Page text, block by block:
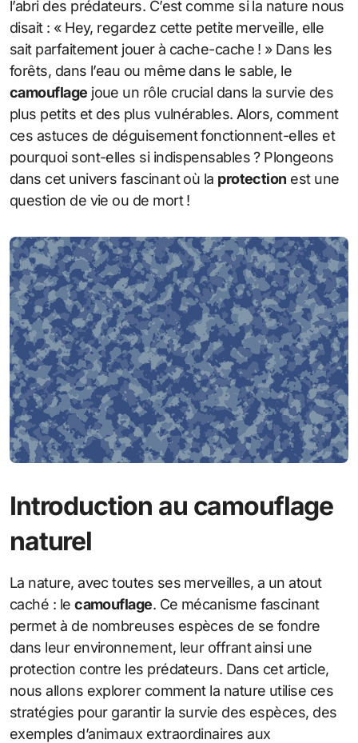
l’abri des prédateurs. C’est comme si la nature nous
disait : « Hey, regardez cette petite merveille, elle
sait parfaitement jouer à cache-cache ! » Dans les
forêts, dans l’eau ou même dans le sable, le
camouflage joue un rôle crucial dans la survie des
plus petits et des plus vulnérables. Alors, comment
ces astuces de déguisement fonctionnent-elles et
pourquoi sont-elles si indispensables ? Plongeons
dans cet univers fascinant où la protection est une
question de vie ou de mort !
Introduction au camouflage
naturel
La nature, avec toutes ses merveilles, a un atout
caché : lecamouflage. Ce mécanisme fascinant
permet à de nombreuses espèces de se fondre
dans leur environnement, leur offrant ainsi une
protection contre les prédateurs. Dans cet article,
nous allons explorer comment la nature utilise ces
stratégies pour garantir la survie des espèces, des
exemples d’animaux extraordinaires aux